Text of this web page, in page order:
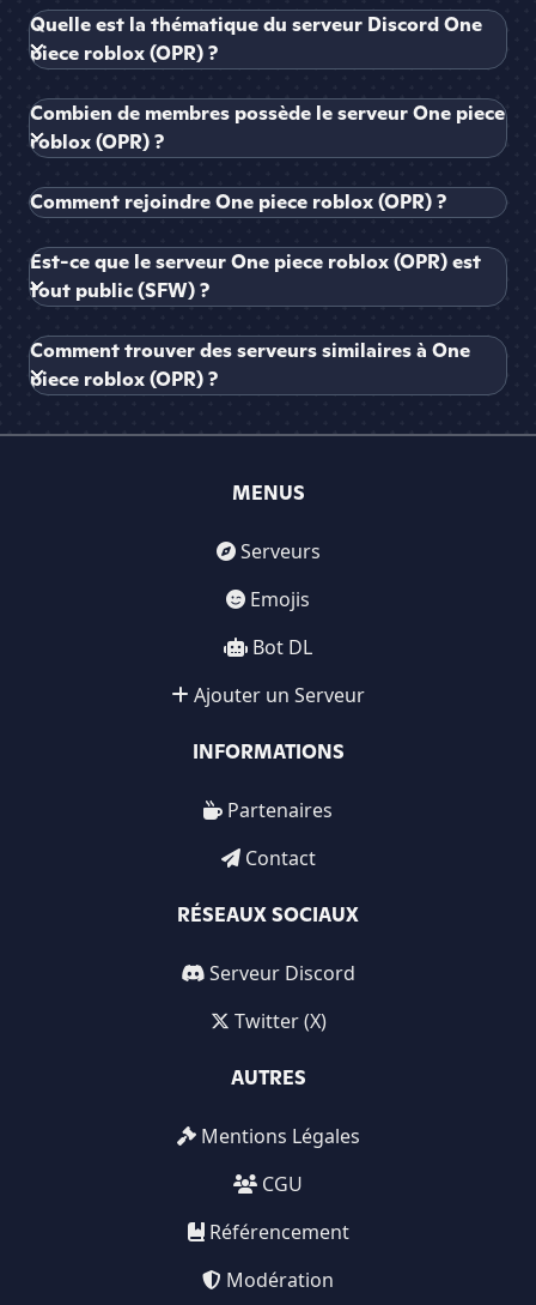
Quelle est la thématique du serveur Discord One
piece roblox (OPR) ?
Combien de membres possède le serveur One piece
roblox (OPR) ?
Comment rejoindre One piece roblox (OPR) ?
Est-ce que le serveur One piece roblox (OPR) est
tout public (SFW) ?
Comment trouver des serveurs similaires à One
piece roblox (OPR) ?
MENUS
Serveurs
Emojis
Bot DL
Ajouter un Serveur
INFORMATIONS
Partenaires
Contact
RÉSEAUX SOCIAUX
Serveur Discord
Twitter (X)
AUTRES
Mentions Légales
CGU
Référencement
Modération